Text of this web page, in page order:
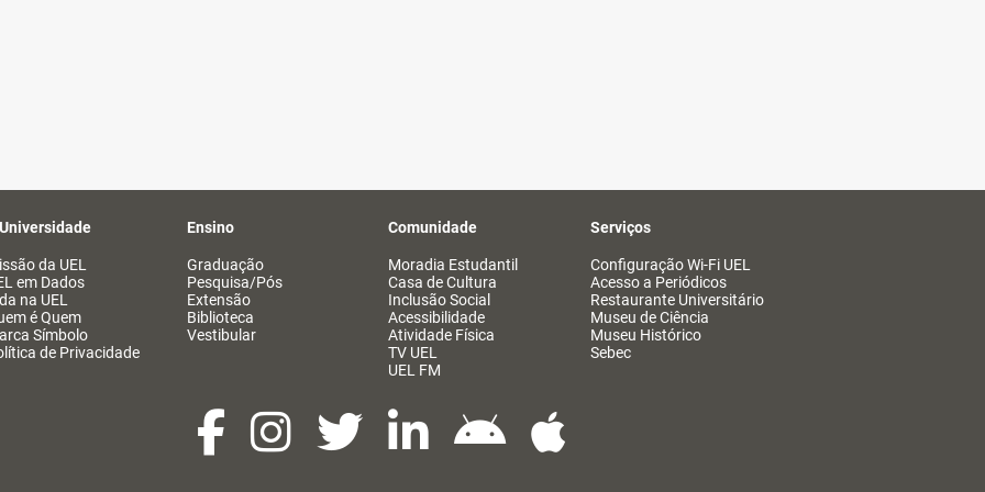
da UEL
em Dados
na UEL
é Quem
Símbolo
de Privacidade
Ensino
Graduação
Pesquisa/Pós
Extensão
Biblioteca
Vestibular
Comunidade
Moradia Estudantil
Casa de Cultura
Inclusão Social
Acessibilidade
Atividade Física
TV UEL
UEL FM
Serviços
Configuração Wi-Fi UEL
Acesso a Periódicos
Restaurante Universitário
Museu de Ciência
Museu Histórico
Sebec